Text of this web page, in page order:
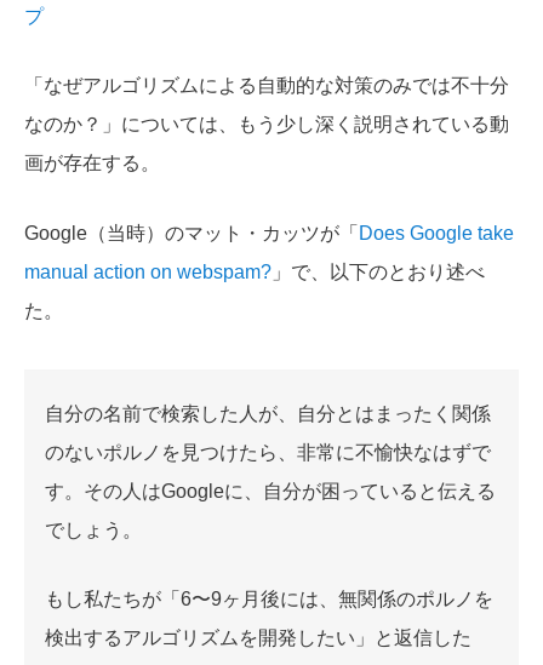
プ
「なぜアルゴリズムによる自動的な対策のみでは不十分
なのか？」については、もう少し深く説明されている動
画が存在する。
Google（当時）のマット・カッツが「 Does Google take
manual action on webspam? 」で、以下のとおり述べ
た。
自分の名前で検索した人が、自分とはまったく関係
のないポルノを見つけたら、非常に不愉快なはずで
す。その人はGoogleに、自分が困っていると伝える
でしょう。
もし私たちが「6〜9ヶ月後には、無関係のポルノを
検出するアルゴリズムを開発したい」と返信した